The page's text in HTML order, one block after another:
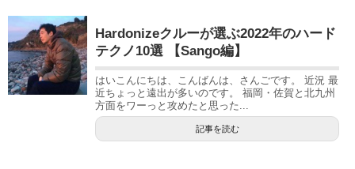
Hardonizeクルーが選ぶ2022年のハード
テクノ10選 【Sango編】
はいこんにちは、こんばんは、さんごです。 近況 最
近ちょっと遠出が多いのです。 福岡・佐賀と北九州
方面をワーっと攻めたと思った...
記事を読む